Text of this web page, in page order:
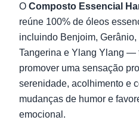
O Composto Essencial
reúne 100% de óleos
incluindo Benjoim,
Tangerina e Ylang Ylang —
promover uma sensação
serenidade, acolhimento e
mudanças de humor e
emocional.